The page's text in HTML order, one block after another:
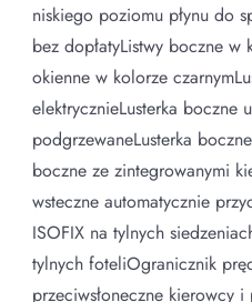
niskiego poziomu płynu do
bez dopłatyListwy boczne w
okienne w kolorze
elektrycznieLusterka boczne
podgrzewaneLusterka
boczne ze zintegrowanymi
wsteczne automatycznie
ISOFIX na tylnych
tylnych foteliOgranicznik
przeciwsłoneczne kierowcy